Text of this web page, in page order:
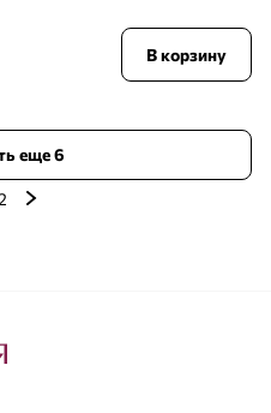
В корзину
еще 6